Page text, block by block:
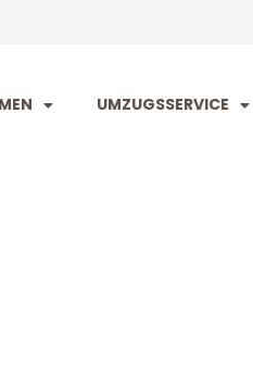
UMZUGSSERVICE